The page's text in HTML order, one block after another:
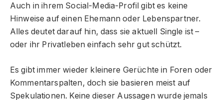
Auch in ihrem Social-Media-Profil gibt es keine
Hinweise auf einen Ehemann oder Lebenspartner.
Alles deutet darauf hin, dass sie aktuell Single ist –
oder ihr Privatleben einfach sehr gut schützt.
Es gibt immer wieder kleinere Gerüchte in Foren oder
Kommentarspalten, doch sie basieren meist auf
Spekulationen. Keine dieser Aussagen wurde jemals